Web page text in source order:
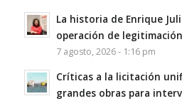
La historia de Enrique
operación de
7 agosto, 2026 - 1:16 pm
Críticas a la licitación
grandes obras para